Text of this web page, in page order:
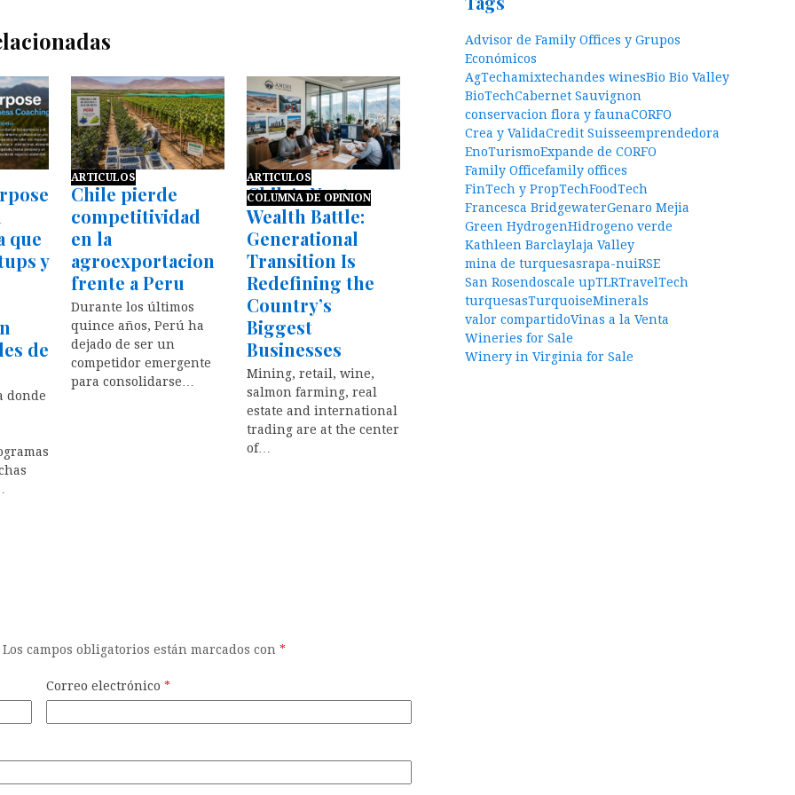
que
y
de
donde
ARTICULOS
Chile pierde
competitividad
en la
agroexportacion
frente a Peru
Durante los últimos
quince años, Perú ha
dejado de ser un
competidor emergente
para consolidarse…
ARTICULOS
COLUMNA DE OPINION
Chile’s Next
Wealth Battle:
Generational
Transition Is
Redefining the
Country’s
Biggest
Businesses
Mining, retail, wine,
salmon farming, real
estate and international
trading are at the center
of…
Los campos obligatorios están marcados con *
Correo electrónico*
Advisor de Family Offices y Grupos
Económicos
AgTechamixtechandes winesBio Bio Valley
BioTechCabernet Sauvignon
conservacion flora y faunaCORFO
Crea y ValidaCredit Suisseemprendedora
EnoTurismoExpande de CORFO
Family Officefamily offices
FinTech y PropTechFoodTech
Francesca BridgewaterGenaro Mejia
Green HydrogenHidrogeno verde
Kathleen Barclaylaja Valley
mina de turquesasrapa-nuiRSE
San Rosendoscale upTLRTravelTech
turquesasTurquoiseMinerals
valor compartidoVinas a la Venta
Wineries for Sale
Winery in Virginia for Sale